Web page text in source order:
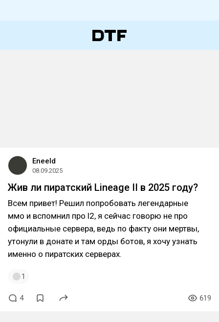
Eneeld
08.09.2025
Жив ли пиратский Lineage II в 2025 году?
Всем привет! Решил попробовать легендарные
ммо и вспомнил про l2, я сейчас говорю не про
официальные сервера, ведь по факту они мертвы,
утонули в донате и там орды ботов, я хочу узнать
именно о пиратских серверах.
1
4 619